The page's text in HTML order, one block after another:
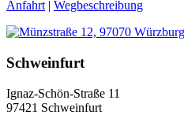
Anfahrt | Wegbeschreibung
Schweinfurt
Ignaz-Schön-Straße 11
97421 Schweinfurt